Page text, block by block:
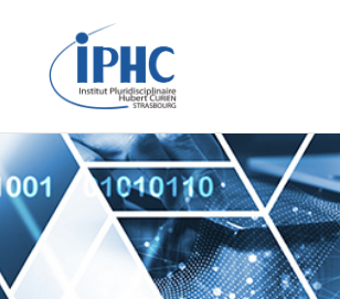
Institut
Curien – IPHC